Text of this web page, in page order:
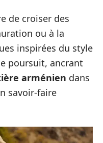
de croiser des
ou à la
inspirées du style
poursuit, ancrant
arménien dans
savoir-faire